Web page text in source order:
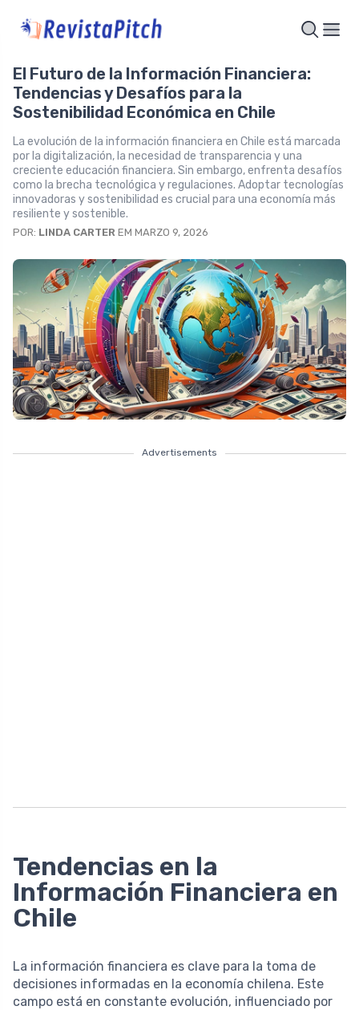
El Futuro de la Información Financiera:
Tendencias y Desafíos para la
Sostenibilidad Económica en Chile
La evolución de la información financiera en Chile está marcada
por la digitalización, la necesidad de transparencia y una
creciente educación financiera. Sin embargo, enfrenta desafíos
como la brecha tecnológica y regulaciones. Adoptar tecnologías
innovadoras y sostenibilidad es crucial para una economía más
resiliente y sostenible.
POR: LINDA CARTER EM MARZO 9, 2026
Advertisements
Tendencias en la
Información Financiera en
Chile
La información financiera es clave para la toma de
decisiones informadas en la economía chilena. Este
campo está en constante evolución, influenciado por